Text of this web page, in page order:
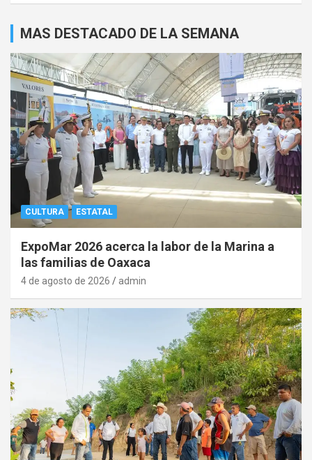
MAS DESTACADO DE LA SEMANA
CULTURA ESTATAL
ExpoMar 2026 acerca la labor de la Marina a
las familias de Oaxaca
4 de agosto de 2026 admin